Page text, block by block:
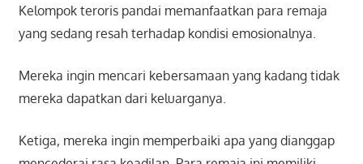
Kelompok teroris pandai memanfaatkan para remaja
yang sedang resah terhadap kondisi emosionalnya.
Mereka ingin mencari kebersamaan yang kadang tidak
mereka dapatkan dari keluarganya.
Ketiga, mereka ingin memperbaiki apa yang dianggap